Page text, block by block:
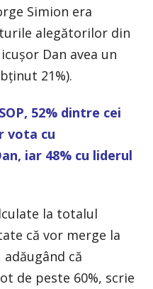
Simion era
alegătorilor din
Dan avea un
21%).
52% dintre cei
vota cu
iar 48% cu liderul
la totalul
că vor merge la
că
de peste 60%, scrie